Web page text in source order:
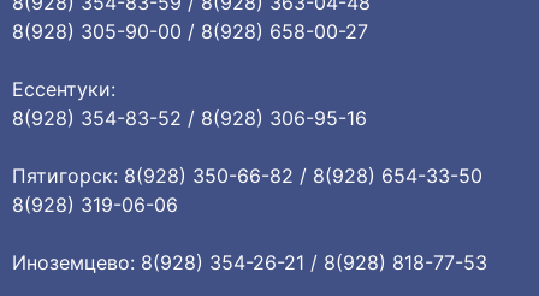
8(928) 305-90-00 / 8(928) 658-00-27
Ессентуки:
8(928) 354-83-52 / 8(928) 306-95-16
Пятигорск: 8(928) 350-66-82 / 8(928) 654-33-50
8(928) 319-06-06
Иноземцево: 8(928) 354-26-21 / 8(928) 818-77-53